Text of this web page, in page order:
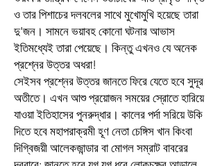
ও তার পিশাচের দলবলের সাথে মুখোমুখি হয়েছে তারা
দু'জন। সামনে ভয়াবহ কোনো ঘটনার আভাস
ইতিমধ্যেই তারা পেয়েছে। কিন্তু এখনও যে অনেক
প্রশ্নের উত্তর অধরা!
সেইসব প্রশ্নের উত্তর জানতে ফিরে যেতে হবে সুদূর
অতীতে। এখন আশু প্রয়োজন সময়ের স্রোতে হারিয়ে
যাওয়া ইতিহাসের পুনরুদ্ধার। কালের পর্দা সরিয়ে উকি
দিতে হবে মহাপরাক্রমী হূণ নেতা চেঙ্গিস খান কিংবা
দিগ্বিজয়ী আলেকজান্ডার বা মোগল সম্রাট বাবরের